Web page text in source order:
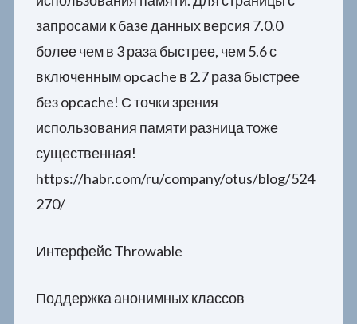
запросами к базе данных версия 7.0.0
более чем в 3 раза быстрее, чем 5.6 с
включенным opcache в 2.7 раза быстрее
без opcache! С точки зрения
использования памяти разница тоже
существенная!
https://habr.com/ru/company/otus/blog/524
270/
Интерфейс Throwable
Поддержка анонимных классов